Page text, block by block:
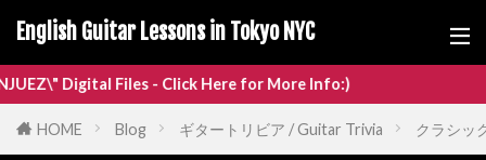
English Guitar Lessons in Tokyo NYC
Here for More Info:)
HOME Blog ギタートリビア / Guitar Trivia クラシッ